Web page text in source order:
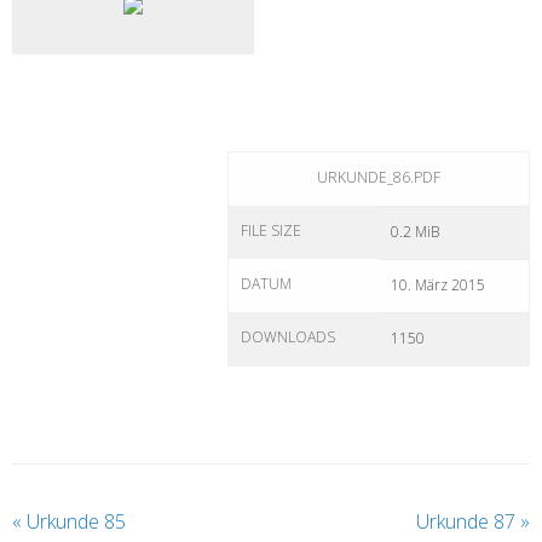
URKUNDE_86.PDF
FILE SIZE 0.2 MiB
DATUM 10. März 2015
DOWNLOADS 1150
« Urkunde 85 Urkunde 87 »